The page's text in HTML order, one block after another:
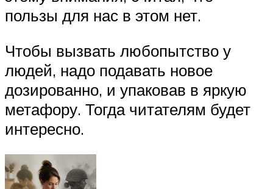
пользы для нас в этом нет.
Чтобы вызвать любопытство у
людей, надо подавать новое
дозированно, и упаковав в яркую
метафору. Тогда читателям будет
интересно.